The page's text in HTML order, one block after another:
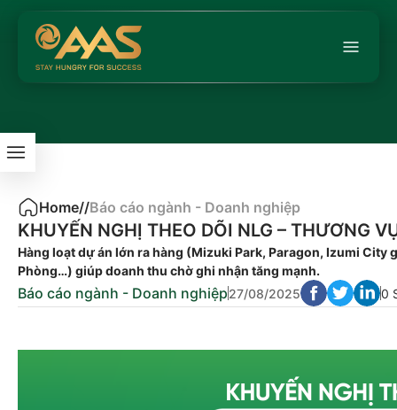
Home//Báo cáo ngành - Doanh nghiệp
KHUYẾN NGHỊ THEO DÕI NLG – THƯƠNG
Hàng loạt dự án lớn ra hàng (Mizuki Park, Paragon, Izumi City
Phòng…) giúp doanh thu chờ ghi nhận tăng mạnh.
Báo cáo ngành - Doanh nghiệp27/08/2025 0